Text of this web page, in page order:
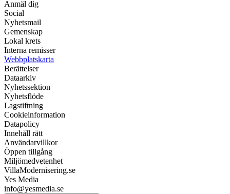
Anmäl dig
Social
Nyhetsmail
Gemenskap
Lokal krets
Interna remisser
Webbplatskarta
Berättelser
Dataarkiv
Nyhetssektion
Nyhetsflöde
Lagstiftning
Cookieinformation
Datapolicy
Innehåll rätt
Användarvillkor
Öppen tillgång
Miljömedvetenhet
VillaModernisering.se
Yes Media
info@yesmedia.se